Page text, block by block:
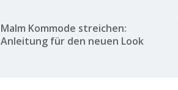
Malm Kommode streichen:
Anleitung für den neuen Look